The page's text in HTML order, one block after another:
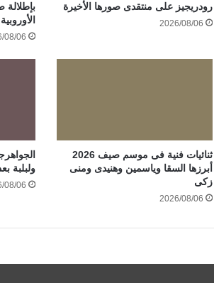
رودريجيز على منتقدى صورها الأخيرة
2026/08/06
بإطلالة
الأوروبية
08/06
ثنائيات فنية فى موسم صيف 2026
أبرزها السقا وياسمين وهنيدى ومنى
زكى
2026/08/06
ولبلبة بعد 20 عاما من وش
08/06